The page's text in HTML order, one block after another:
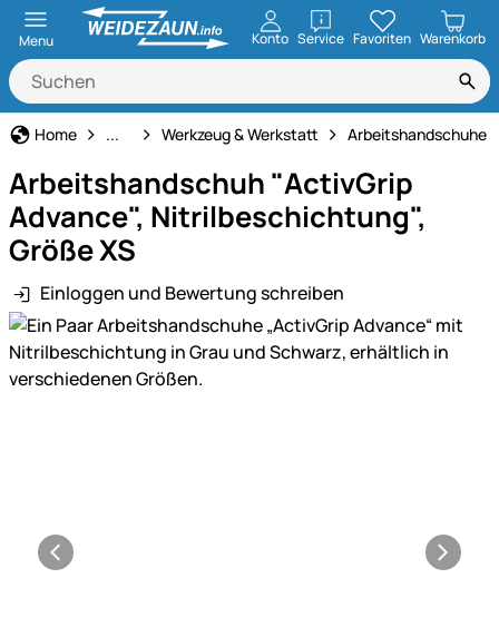
Menu Konto ServiceöffnenFavoriten Warenkorb
Home Haus und Hof
... Werkzeug & Werkstatt Arbeitshandschuhe
Arbeitshandschuh "ActivGrip
Advance", Nitrilbeschichtung",
Größe XS
Einloggen und Bewertung schreiben
Produktgalerie